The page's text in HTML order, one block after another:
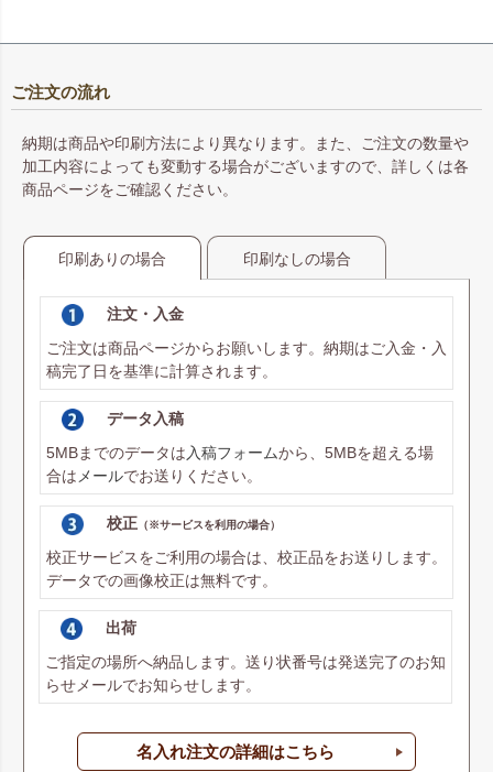
ご注文の流れ
納期は商品や印刷方法により異なります。また、ご注文の数量や
加工内容によっても変動する場合がございますので、詳しくは各
商品ページをご確認ください。
印刷ありの場合 印刷なしの場合
注文・入金
ご注文は商品ページからお願いします。納期はご入金・入
稿完了日を基準に計算されます。
データ入稿
5MBまでのデータは 入稿フォームから、5MBを超える場
合は メールでお送りください。
校正 （※サービスを利用の場合）
校正サービスをご利用の場合は、校正品をお送りします。
データでの画像校正は無料です。
出荷
ご指定の場所へ納品します。送り状番号は発送完了のお知
らせメールでお知らせします。
名入れ注文の詳細はこちら